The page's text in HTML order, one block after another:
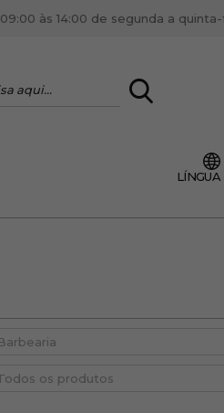
às 14:00 de segunda a
LÍNGUA